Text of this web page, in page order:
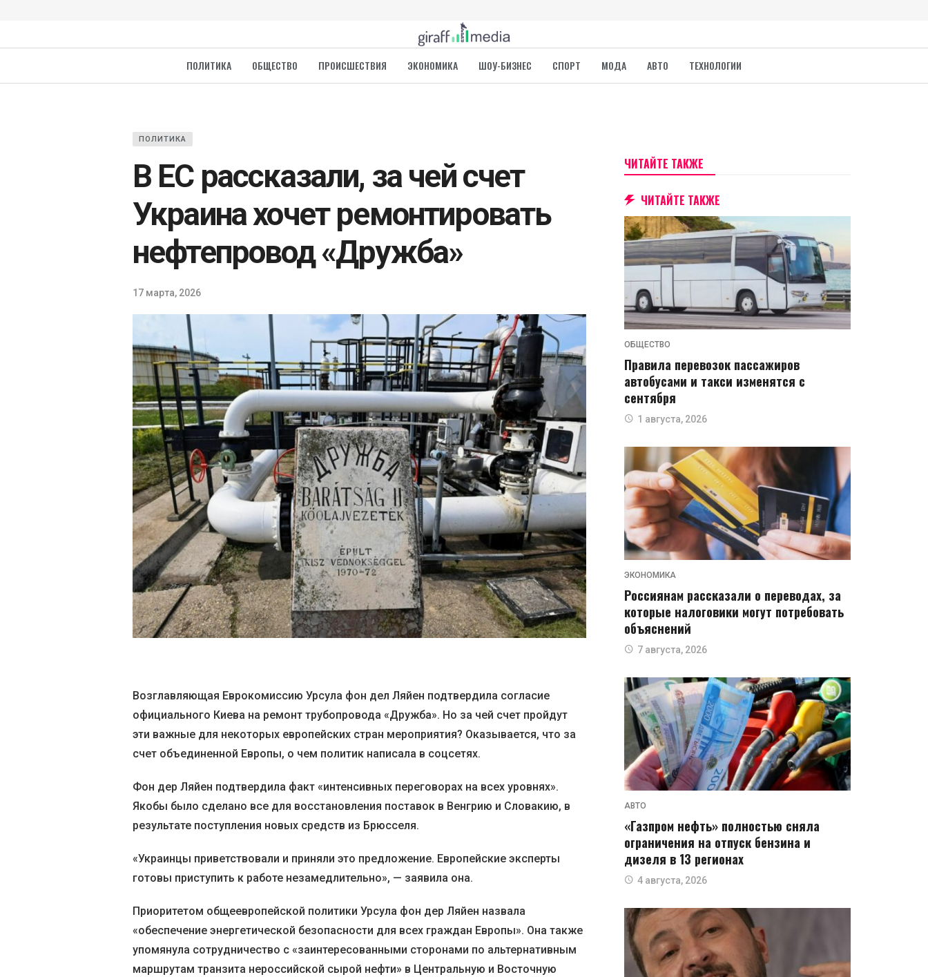
ПОЛИТИКА ОБЩЕСТВО ПРОИСШЕСТВИЯ ЭКОНОМИКА ШОУ-БИЗНЕС СПОРТ МОДА АВТО ТЕХНОЛОГИИ
ПОЛИТИКА
В ЕС рассказали, за чей счет
Украина хочет ремонтировать
нефтепровод «Дружба»
17 марта, 2026
Возглавляющая Еврокомиссию Урсула фон дел Ляйен подтвердила согласие
официального Киева на ремонт трубопровода «Дружба». Но за чей счет пройдут
эти важные для некоторых европейских стран мероприятия? Оказывается, что за
счет объединенной Европы, о чем политик написала в соцсетях.
Фон дер Ляйен подтвердила факт «интенсивных переговорах на всех уровнях».
Якобы было сделано все для восстановления поставок в Венгрию и Словакию, в
результате поступления новых средств из Брюсселя.
«Украинцы приветствовали и приняли это предложение. Европейские эксперты
готовы приступить к работе незамедлительно», — заявила она.
Приоритетом общеевропейской политики Урсула фон дер Ляйен назвала
«обеспечение энергетической безопасности для всех граждан Европы». Она также
упомянула сотрудничество с «заинтересованными сторонами по альтернативным
маршрутам транзита нероссийской сырой нефти» в Центральную и Восточную
ЧИТАЙТЕ ТАКЖЕ
ЧИТАЙТЕ ТАКЖЕ
ОБЩЕСТВО
Правила перевозок пассажиров
автобусами и такси изменятся с
сентября
1 августа, 2026
ЭКОНОМИКА
Россиянам рассказали о переводах, за
которые налоговики могут потребовать
объяснений
7 августа, 2026
АВТО
«Газпром нефть» полностью сняла
ограничения на отпуск бензина и
дизеля в 13 регионах
4 августа, 2026